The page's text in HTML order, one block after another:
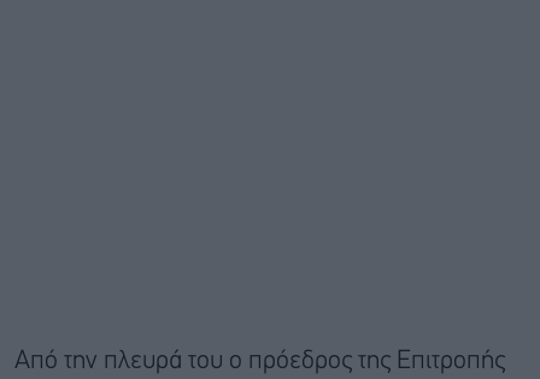
Από την πλευρά του ο πρόεδρος της Επιτροπής